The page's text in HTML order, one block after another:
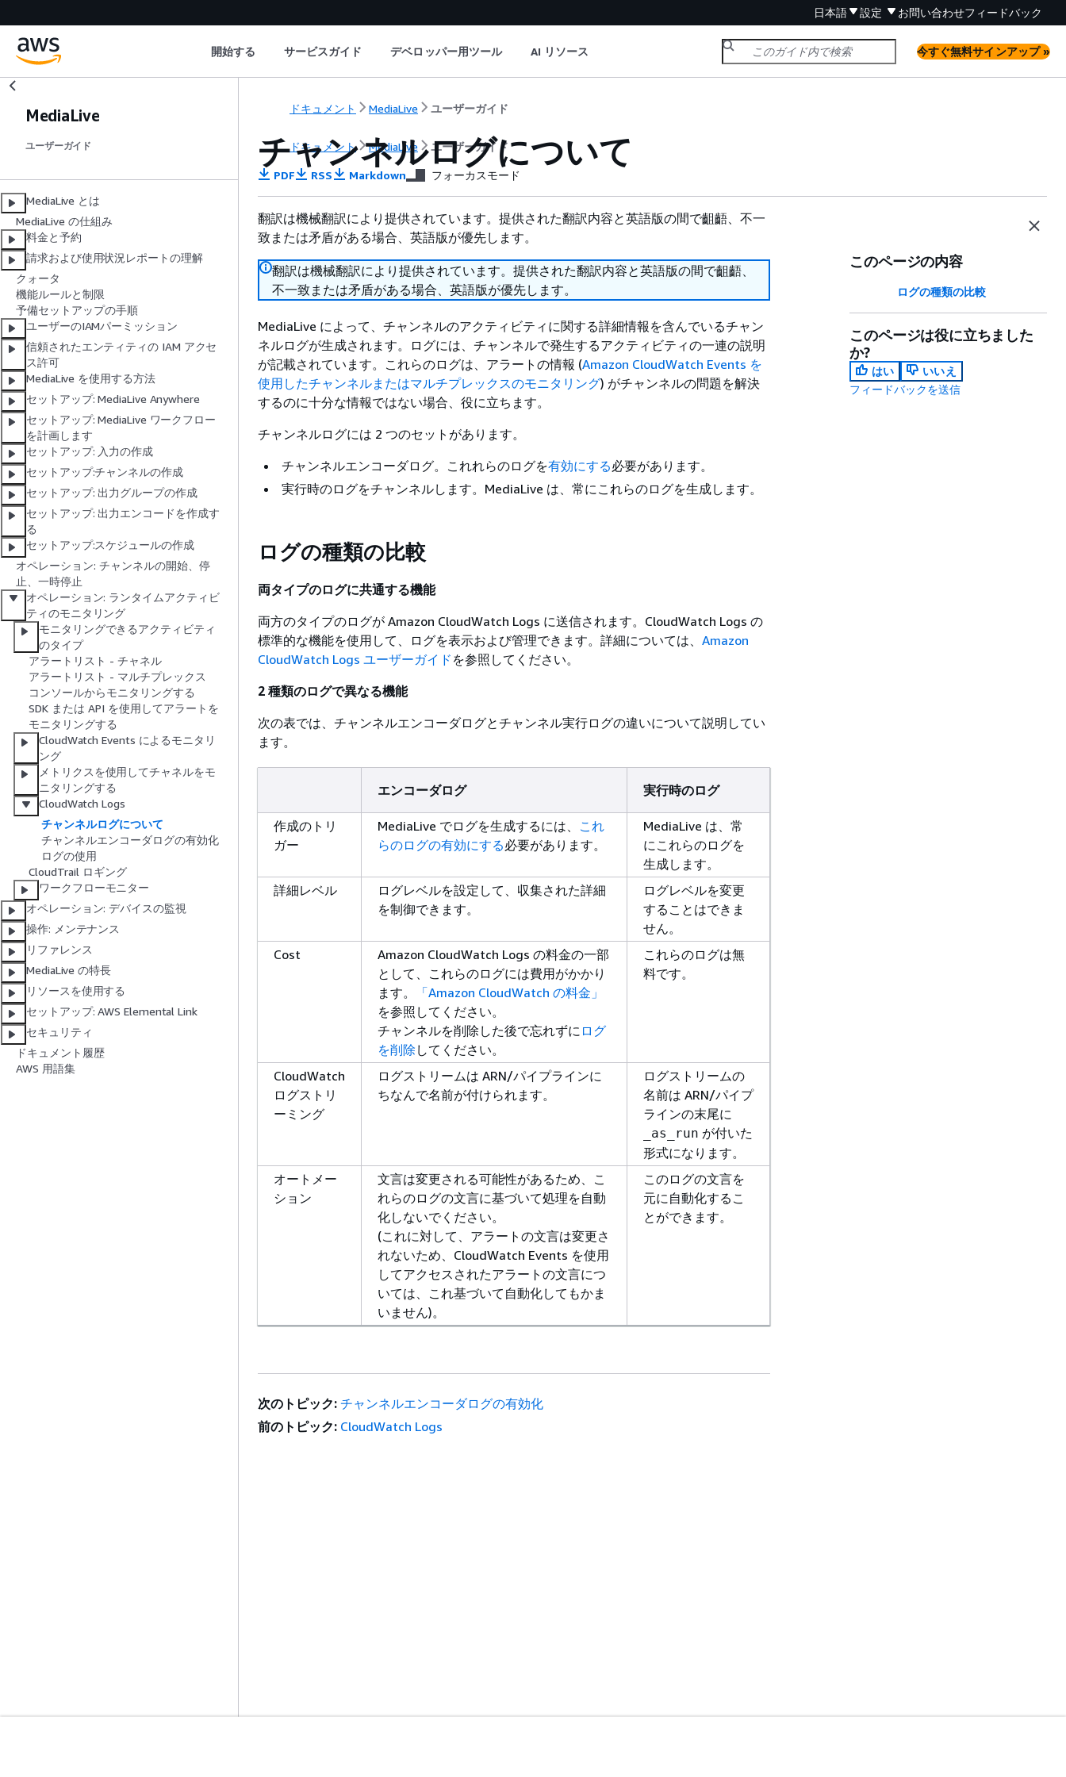
日本語 設定 お問い合わせフィードバック
開始する サービスガイド デベロッパー用ツール AI リソース 今すぐ無料サインアップ »
MediaLive
ユーザーガイド
MediaLive とは
MediaLive の仕組み
料金と予約
請求および使用状況レポートの理解
クォータ
機能ルールと制限
予備セットアップの手順
ユーザーのIAMパーミッション
信頼されたエンティティの IAM アクセ
ス許可
MediaLive を使用する方法
セットアップ: MediaLive Anywhere
セットアップ: MediaLive ワークフロー
を計画します
セットアップ: 入力の作成
セットアップ:チャンネルの作成
セットアップ: 出力グループの作成
セットアップ: 出力エンコードを作成す
る
セットアップ:スケジュールの作成
オペレーション: チャンネルの開始、停
止、一時停止
オペレーション: ランタイムアクティビ
ティのモニタリング
モニタリングできるアクティビティ
のタイプ
アラートリスト - チャネル
アラートリスト - マルチプレックス
コンソールからモニタリングする
SDK または API を使用してアラートを
モニタリングする
CloudWatch Events によるモニタリ
ング
メトリクスを使用してチャネルをモ
ニタリングする
CloudWatch Logs
チャンネルログについて
チャンネルエンコーダログの有効化
ログの使用
CloudTrail ロギング
ワークフローモニター
オペレーション: デバイスの監視
操作: メンテナンス
リファレンス
MediaLive の特長
リソースを使用する
セットアップ: AWS Elemental Link
セキュリティ
ドキュメント履歴
AWS 用語集
ドキュメント MediaLive ユーザーガイド
ドキュメント MediaLive ユーザーガイド
チャンネルログについて
PDF RSS Markdown フォーカスモード
翻訳は機械翻訳により提供されています。提供された翻訳内容と英語版の間で齟齬、不一
致または矛盾がある場合、英語版が優先します。
翻訳は機械翻訳により提供されています。提供された翻訳内容と英語版の間で齟齬、
不一致または矛盾がある場合、英語版が優先します。
MediaLive によって、チャンネルのアクティビティに関する詳細情報を含んでいるチャン
ネルログが生成されます。ログには、チャンネルで発生するアクティビティの一連の説明
が記載されています。これらのログは、アラートの情報 (Amazon CloudWatch Events を
使用したチャンネルまたはマルチプレックスのモニタリング) がチャンネルの問題を解決
するのに十分な情報ではない場合、役に立ちます。
チャンネルログには 2 つのセットがあります。
チャンネルエンコーダログ。これれらのログを有効にする必要があります。
実行時のログをチャンネルします。MediaLive は、常にこれらのログを生成します。
ログの種類の比較
両タイプのログに共通する機能
両方のタイプのログが Amazon CloudWatch Logs に送信されます。CloudWatch Logs の
標準的な機能を使用して、ログを表示および管理できます。詳細については、 Amazon
CloudWatch Logs ユーザーガイド を参照してください。
2 種類のログで異なる機能
次の表では、チャンネルエンコーダログとチャンネル実行ログの違いについて説明してい
ます。
エンコーダログ 実行時のログ
作成のトリ
ガー
MediaLive でログを生成するには、 これ
らのログの有効にする必要があります。
MediaLive は、常
にこれらのログを
生成します。
詳細レベル
ログレベルを設定して、収集された詳細
を制御できます。
ログレベルを変更
することはできま
せん。
Cost
Amazon CloudWatch Logs の料金の一部
として、これらのログには費用がかかり
ます。
「Amazon CloudWatch の料金」
を参照してください。
チャンネルを削除した後で忘れずに ログ
を削除 してください。
これらのログは無
料です。
CloudWatch
ログストリ
ーミング
ログストリームは ARN/パイプラインに
ちなんで名前が付けられます。
ログストリームの
名前は ARN/パイプ
ラインの末尾に
_as_run が付いた
形式になります。
オートメー
ション
文言は変更される可能性があるため、こ
れらのログの文言に基づいて処理を自動
化しないでください。
(これに対して、アラートの文言は変更さ
れないため、CloudWatch Events を使用
してアクセスされたアラートの文言につ
いては、これ基づいて自動化してもかま
いません)。
このログの文言を
元に自動化するこ
とができます。
このページの内容
ログの種類の比較
このページは役に立ちました
か?
はい
いいえ
フィードバックを送信
次のトピック: チャンネルエンコーダログの有効化
前のトピック: CloudWatch Logs